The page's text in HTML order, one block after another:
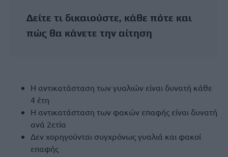
Δείτε τι δικαιούστε, κάθε πότε και
πώς θα κάνετε την αίτηση
Η αντικατάσταση των γυαλιών είναι δυνατή κάθε
4 έτη
Η αντικατάσταση των φακών επαφής είναι δυνατή
ανά 2ετία
Δεν χορηγούνται συγχρόνως γυαλιά και φακοί
επαφής